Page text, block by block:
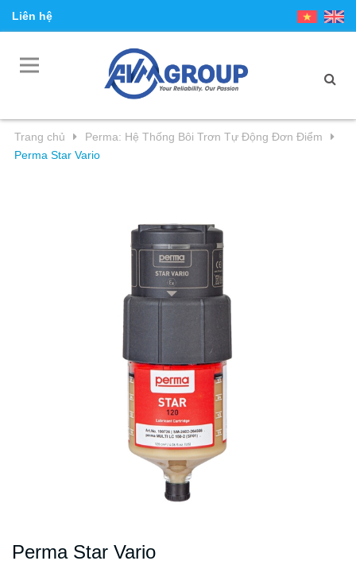
Liên hệ
Trang chủ
Perma: Hệ Thống Bôi Trơn Tự Động Đơn Điểm
Perma Star Vario
Perma Star Vario